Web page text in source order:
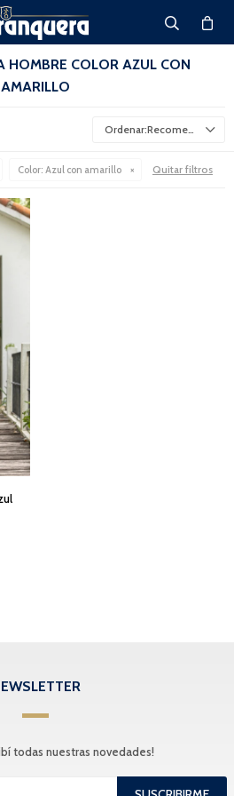
HOMBRE COLOR AZUL CON
AMARILLO
Recomendados
Color: Azul con amarillo Quitar filtros
todas nuestras novedades!